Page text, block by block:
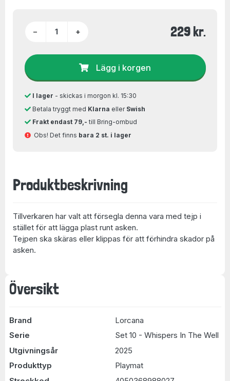
Översikt
Brand
Lorcana
Serie
Set 10 - Whispers In The Well
Utgivningsår
2025
Produkttyp
Playmat
− + 229 kr.
Lägg i korgen
I lager - skickas i morgon kl. 15:30
Betala tryggt med Klarna eller Swish
Frakt endast 79,- till Bring-ombud
Obs! Det finns bara 2 st. i lager
Produktbeskrivning
Tillverkaren har valt att försegla denna vara med tejp i
stället för att lägga plast runt asken.
Tejpen ska skäras eller klippas för att förhindra skador på
asken.